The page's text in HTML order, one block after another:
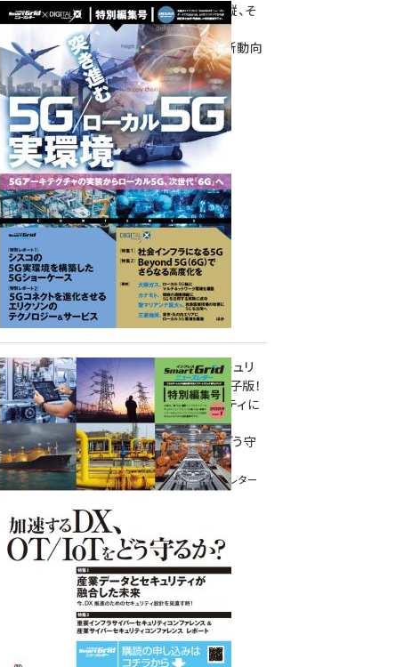
環境対策、建機の遠隔操縦、そ
して医療。
次世代通信規格「5G」最新動向
をこの1冊で学ぶ
SmartGrid ニューズレター ×
DIGITAL X 特別編集号 2022
Summer
重要インフラサイバーセキュリ
ティコンファレンス特別電子版！
― 産業サイバーセキュリティに
関わる全ての方へ！ ―
加速するDX、OT/IoTをどう守
るか？
インプレス SmartGridニューズレター